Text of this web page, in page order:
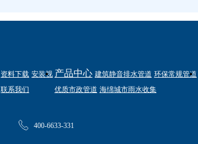
资料下载 安装视
联系我们
产品中心 建筑静音排水管道 环保常规管道
优质市政管道 海绵城市雨水收集
400-6633-331